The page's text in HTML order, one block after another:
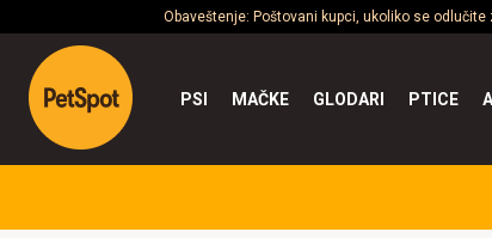
Obaveštenje: Poštovani kupci, ukoliko se
PSI MAČKE GLODARI PTICE